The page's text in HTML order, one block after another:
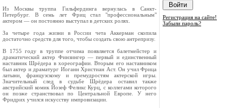
Из Москвы труппа Гильфердинга вернулась в Санкт-
Петербург. В семь лет Фриц стал "профессиональным"
актером — он постоянно выступал в детских ролях.
За четыре года жизни в России чета Аккерман скопила
достаточно средств для того, чтобы создать свою антрепризу.
В 1755 году в труппе отчима появляется балетмейстер и
драматический актер Финзингер — первый и единственный
наставник Шрёдера в хореографии. Вторым его наставником
был актер и драматург Иоганн Христиан Аст. Он учил Фрица
латыни, французскому и премудростям актерской игры.
Значительный след в судьбе Шрёдера оставил также
австрийский комик Йозеф Феликс Курц, с коллегами которого
он позже странствовал по Центральной Европе. У него
Фридрих учился искусству импровизации.
Регистрация на сайте!
Забыли пароль?